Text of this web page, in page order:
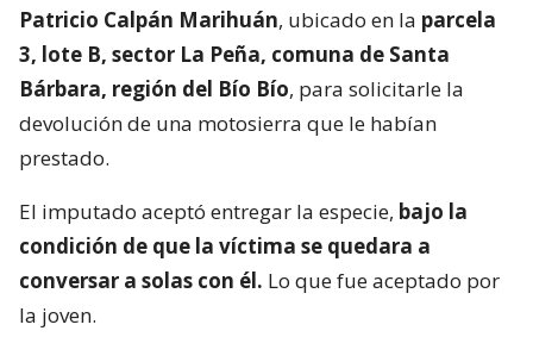
Patricio Calpán Marihuán, ubicado en la parcela
3, lote B, sector La Peña, comuna de Santa
Bárbara, región del Bío Bío, para solicitarle la
devolución de una motosierra que le habían
prestado.
El imputado aceptó entregar la especie, bajo la
condición de que la víctima se quedara a
conversar a solas con él. Lo que fue aceptado por
la joven.